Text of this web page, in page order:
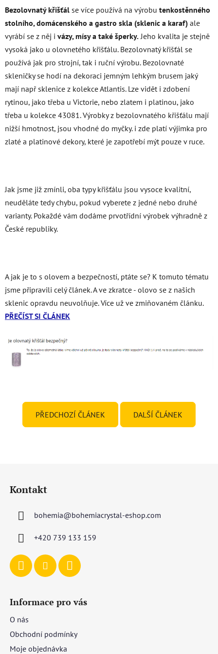
Bezolovnatý křišťál se více používá na výrobu tenkostěnného
stolního, domácenského a gastro skla (sklenic a karaf) ale
vyrábí se z něj i vázy, mísy a také šperky. Jeho kvalita je stejně
vysoká jako u olovnetého křišťálu. Bezolovnatý křišťál se
používá jak pro strojní, tak i ruční výrobu. Bezolovnaté
skleničky se hodí na dekoraci jemným lehkým brusem jaký
mají např sklenice z kolekce Atlantis. Lze vidět i zdobení
rytinou, jako třeba u Victorie, nebo zlatem i platinou, jako
třeba u kolekce 43081. Výrobky z bezolovnatého křišťálu mají
nižší hmotnost, jsou vhodné do myčky. i zde platí výjimka pro
zlaté a platinové dekory, které je zapotřebí mýt pouze v ruce.
Jak jsme již zmínli, oba typy křišťálu jsou vysoce kvalitní,
neuděláte tedy chybu, pokud vyberete z jedné nebo druhé
varianty. Pokaždé vám dodáme prvotřídní výrobek výhradně z
České republiky.
A jak je to s olovem a bezpečností, ptáte se? K tomuto tématu
jsme připravili celý článek. A ve zkratce - olovo se z našich
sklenic opravdu neuvolňuje. Více už ve zmiňovaném článku.
PŘEČÍST SI ČLÁNEK
PŘEDCHOZÍ ČLÁNEK DALŠÍ ČLÁNEK
Kontakt
bohemia@bohemiacrystal-eshop.com
+420 739 133 159
Informace pro vás
O nás
Obchodní podmínky
Moje objednávka